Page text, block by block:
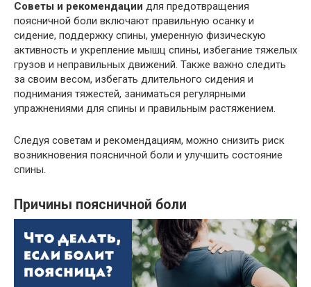
Советы и рекомендации для предотвращения
поясничной боли включают правильную осанку и
сидение, поддержку спины, умеренную физическую
активность и укрепление мышц спины, избегание тяжелых
грузов и неправильных движений. Также важно следить
за своим весом, избегать длительного сидения и
поднимания тяжестей, заниматься регулярными
упражнениями для спины и правильным растяжением.
Следуя советам и рекомендациям, можно снизить риск
возникновения поясничной боли и улучшить состояние
спины.
Причины поясничной боли